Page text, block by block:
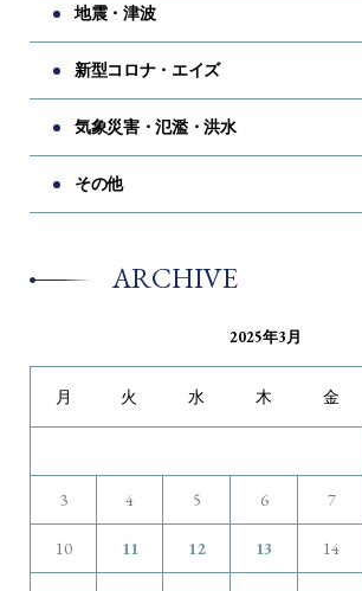
地震・津波
新型コロナ・エイズ
気象災害・氾濫・洪水
その他
ARCHIVE
2025年3月
月 火 水 木 金
3 4 5 6 7
10 11 12 13 14